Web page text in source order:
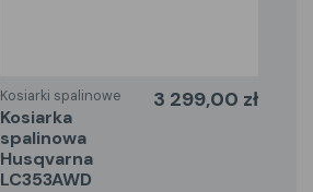
Kosiarki spalinowe
kosiarka
spalinowa
Husqvarna
LC353AWD
3 299,00 zł